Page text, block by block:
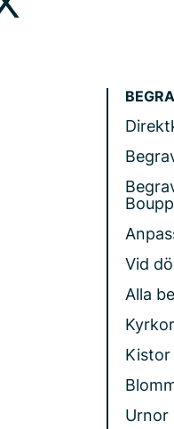
Vid
Alla
Kistor
Urnor